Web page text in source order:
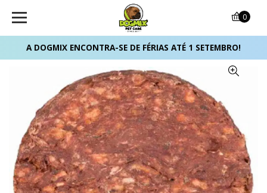
A DOGMIX ENCONTRA-SE DE FÉRIAS ATÉ 1 SETEMBRO!
0